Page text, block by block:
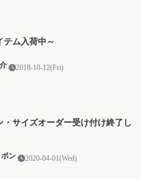
テム入荷中～
2018-10-12(Fri)
・サイズオーダー受け付け終了し
2020-04-01(Wed)
ン